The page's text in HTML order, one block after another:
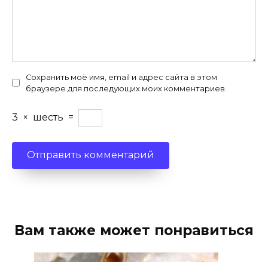
Сохранить моё имя, email и адрес сайта в этом
браузере для последующих моих комментариев.
3 × шесть =
Вам также может понравиться